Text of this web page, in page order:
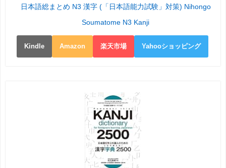
日本語総まとめ N3 漢字 (「日本語能力試験」対策) Nihongo
Soumatome N3 Kanji
Kindle Amazon 楽天市場 Yahooショッピング